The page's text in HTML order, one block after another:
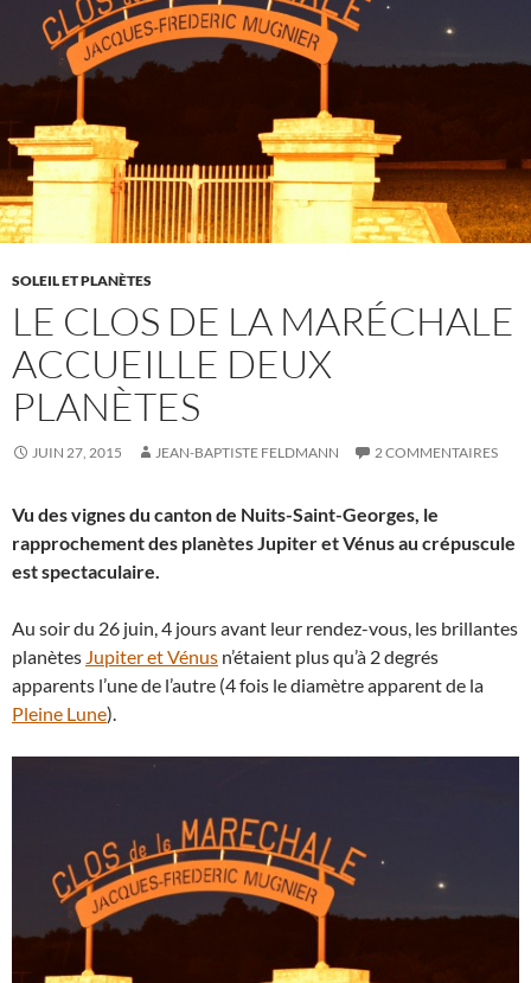
SOLEIL ET PLANÈTES
LE CLOS DE LA MARÉCHALE
ACCUEILLE DEUX
PLANÈTES
JUIN 27, 2015 JEAN-BAPTISTE FELDMANN 2 COMMENTAIRES
Vu des vignes du canton de Nuits-Saint-Georges, le
rapprochement des planètes Jupiter et Vénus au crépuscule
est spectaculaire.
Au soir du 26 juin, 4 jours avant leur rendez-vous, les brillantes
planètes Jupiter et Vénus n’étaient plus qu’à 2 degrés
apparents l’une de l’autre (4 fois le diamètre apparent de la
Pleine Lune).